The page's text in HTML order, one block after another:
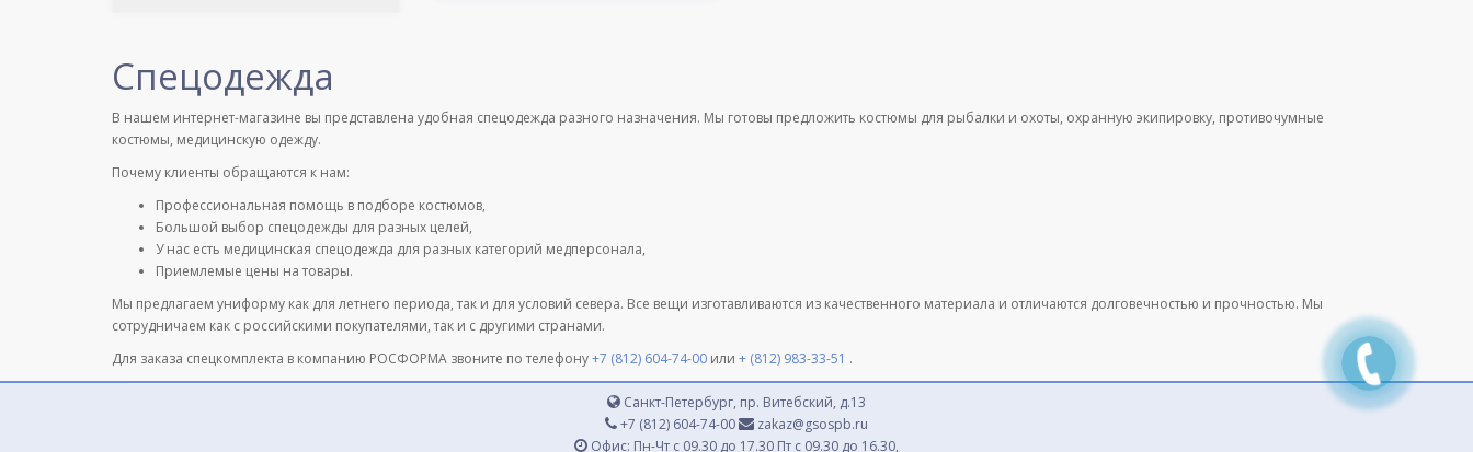
Спецодежда
В нашем интернет-магазине вы представлена удобная спецодежда разного назначения. Мы готовы предложить костюмы для рыбалки и охоты, охранную экипировку, противочумные
костюмы, медицинскую одежду.
Почему клиенты обращаются к нам:
Профессиональная помощь в подборе костюмов,
Большой выбор спецодежды для разных целей,
У нас есть медицинская спецодежда для разных категорий медперсонала,
Приемлемые цены на товары.
Мы предлагаем униформу как для летнего периода, так и для условий севера. Все вещи изготавливаются из качественного материала и отличаются долговечностью и прочностью. Мы
сотрудничаем как с российскими покупателями, так и с другими странами.
Для заказа спецкомплекта в компанию РОСФОРМА звоните по телефону+7 (812) 604-74-00 или + (812) 983-33-51 .
Санкт-Петербург, пр. Витебский, д.13
+7 (812) 604-74-00
zakaz@gsospb.ru
Офис: Пн-Чт с 09.30 до 17.30 Пт с 09.30 до 16.30,